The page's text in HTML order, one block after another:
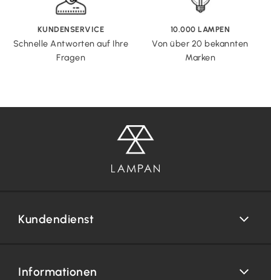
KUNDENSERVICE
Schnelle Antworten auf Ihre
Fragen
10.000 LAMPEN
Von über 20 bekannten
Marken
Kundendienst
Informationen